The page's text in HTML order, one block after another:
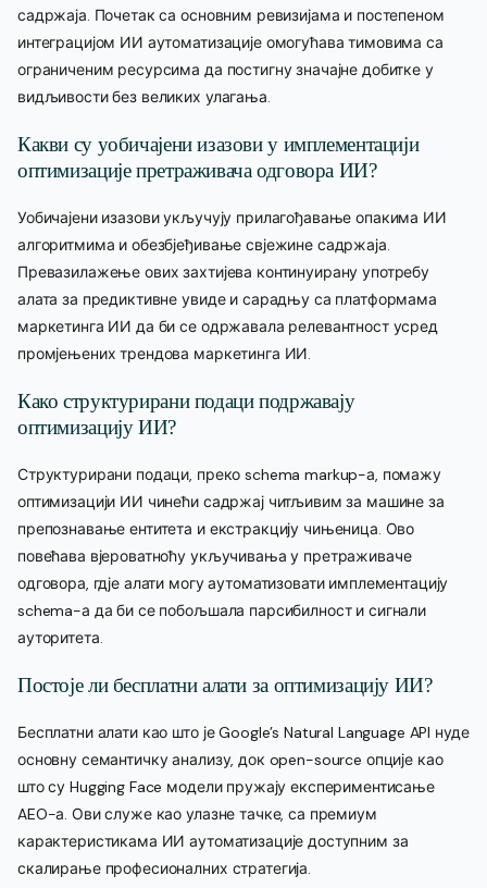
садржаја. Почетак са основним ревизијама и постепеном
интеграцијом ИИ аутоматизације омогућава тимовима са
ограниченим ресурсима да постигну значајне добитке у
видљивости без великих улагања.
Какви су уобичајени изазови у имплементацији
оптимизације претраживача одговора ИИ?
Уобичајени изазови укључују прилагођавање опакима ИИ
алгоритмима и обезбјеђивање свјежине садржаја.
Превазилажење ових захтијева континуирану употребу
алата за предиктивне увиде и сарадњу са платформама
маркетинга ИИ да би се одржавала релевантност усред
промјењених трендова маркетинга ИИ.
Како структурирани подаци подржавају
оптимизацију ИИ?
Структурирани подаци, преко schema markup-а, помажу
оптимизацији ИИ чинећи садржај читљивим за машине за
препознавање ентитета и екстракцију чињеница. Ово
повећава вјероватноћу укључивања у претраживаче
одговора, гдје алати могу аутоматизовати имплементацију
schema-а да би се побољшала парсибилност и сигнали
ауторитета.
Постоје ли бесплатни алати за оптимизацију ИИ?
Бесплатни алати као што је Google’s Natural Language API нуде
основну семантичку анализу, док open-source опције као
што су Hugging Face модели пружају експериментисање
AEO-а. Ови служе као улазне тачке, са премиум
карактеристикама ИИ аутоматизације доступним за
скалирање професионалних стратегија.